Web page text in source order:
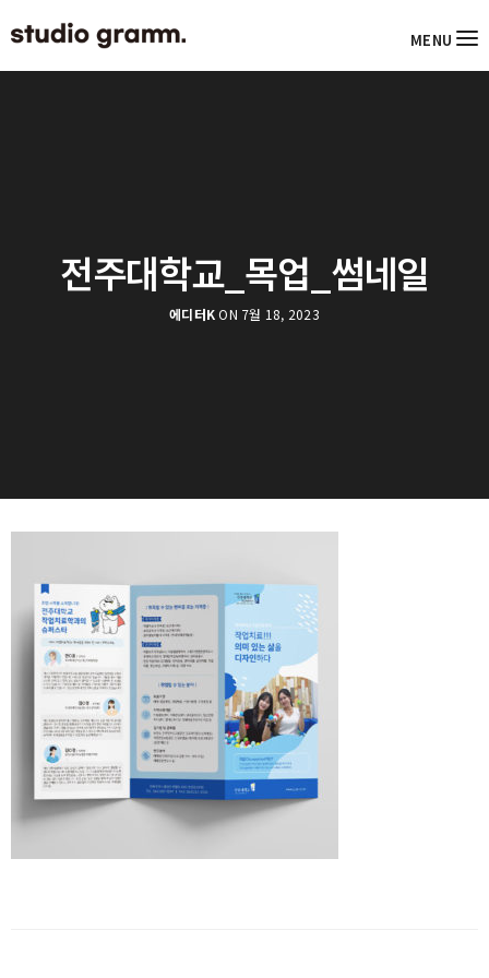
MENU
전주대학교_목업_썸네일
에디터KON 7월 18, 2023